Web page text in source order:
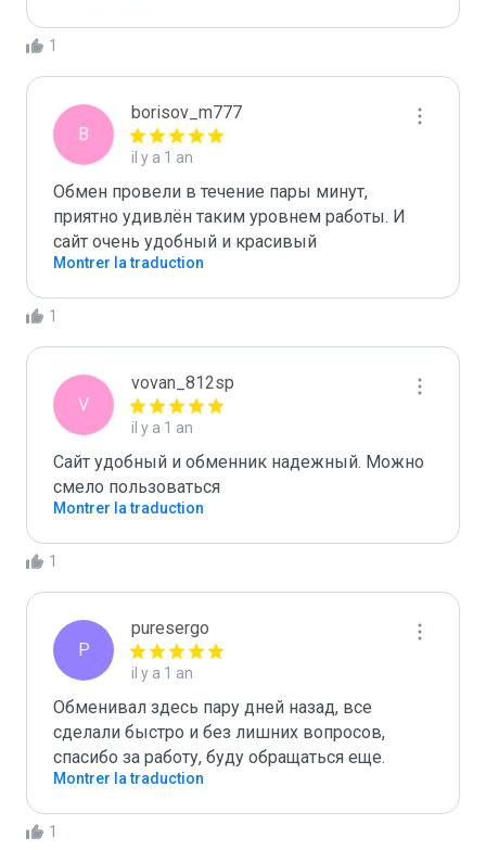
1
B
borisov_m777
il y a 1 an
Обмен провели в течение пары минут,
приятно удивлён таким уровнем работы. И
сайт очень удобный и красивый
Montrer la traduction
1
V
vovan_812sp
il y a 1 an
Сайт удобный и обменник надежный. Можно
смело пользоваться
Montrer la traduction
1
P
puresergo
il y a 1 an
Обменивал здесь пару дней назад, все
сделали быстро и без лишних вопросов,
спасибо за работу, буду обращаться еще.
Montrer la traduction
1